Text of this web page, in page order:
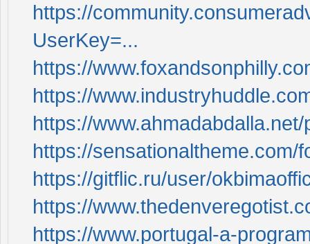
https://
UserKey=...
https://
https://
https://
https://sensationaltheme.com/
https://gitflic.ru/user/
https://
https://www.portugal-a-